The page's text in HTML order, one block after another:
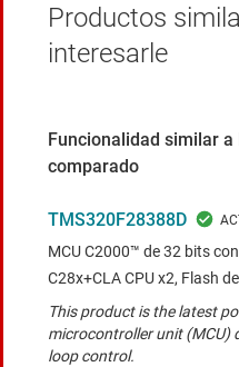
Productos
interesarle
Funcionalidad similar
comparado
TMS320F28388D
MCU C2000™ de 32 bits
C28x+CLA CPU x2, Flash
This product is the latest
microcontroller unit (MCU)
loop control.